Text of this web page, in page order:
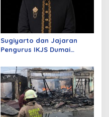
Sugiyarto dan Jajaran
Pengurus IKJS Dumai
Rabu Besok